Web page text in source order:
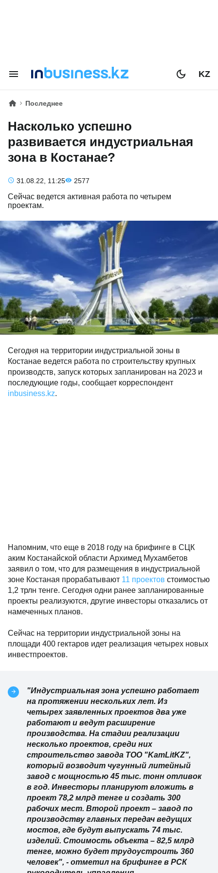
KZ
Последнее
Насколько успешно
развивается индустриальная
зона в Костанае?
31.08.22, 11:25 2577
Сейчас ведется активная работа по четырем
проектам.
Сегодня на территории индустриальной зоны в
Костанае ведется работа по строительству крупных
производств, запуск которых запланирован на 2023
и последующие годы, сообщает корреспондент
inbusiness.kz
Напомним, что еще в 2018 году на брифинге в СЦК
аким Костанайской области Архимед Мухамбетов
заявил о том, что для размещения в
индустриальной зоне Костаная прорабатывают11
проектовстоимостью 1,2 трлн тенге. Сегодня одни
ранее запланированные проекты реализуются,
другие инвесторы отказались от намеченных
планов.
Сейчас на территории индустриальной зоны на
площади 400 гектаров идет реализация четырех
"Индустриальная зона успешно работает на
протяжении нескольких лет. Из четырех
заявленных проектов два уже работают и
ведут расширение производства. На стадии
реализации несколько проектов, среди них
строительство завода ТОО "KamLitKZ",
который возводит чугунный литейный завод
с мощностью 45 тыс. тонн отливок в год.
Инвесторы планируют вложить в проект
78,2 млрд тенге и создать 300 рабочих мест.
Второй проект – завод по производству
главных передач ведущих мостов, где будут
выпускать 74 тыс. изделий. Стоимость
объекта – 82,5 млрд тенге, можно будет
трудоустроить 360 человек", - отметил на
брифинге в РСК руководитель управления